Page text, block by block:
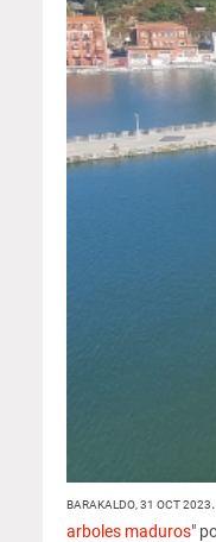
BARAKALDO, 31 OCT 2023
arboles maduros"